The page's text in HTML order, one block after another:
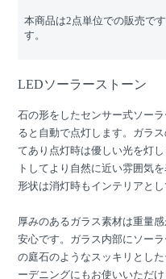
本商品は2点単位での販売で
す。
LEDソーラーストーン
石の形をしたセンサー式ソー
ると自動で点灯します。ガラ
てあり点灯時は優しい光を灯
トしてより自然に近い雰囲気
形状は消灯時もインテリアとし
厚みのあるガラス素材は重量
安心です。ガラス内部にソー
の庭石のようなスッキリとし
ーデニングにもお使いいただ